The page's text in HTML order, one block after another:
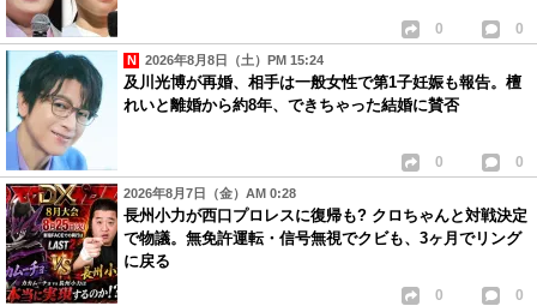
0 0
2026年8月8日（土）PM 15:24
及川光博が再婚、相手は一般女性で第1子妊娠も報告。檀
れいと離婚から約8年、できちゃった結婚に賛否
0 0
2026年8月7日（金）AM 0:28
長州小力が西口プロレスに復帰も? クロちゃんと対戦決定
で物議。無免許運転・信号無視でクビも、3ヶ月でリング
に戻る
0 0